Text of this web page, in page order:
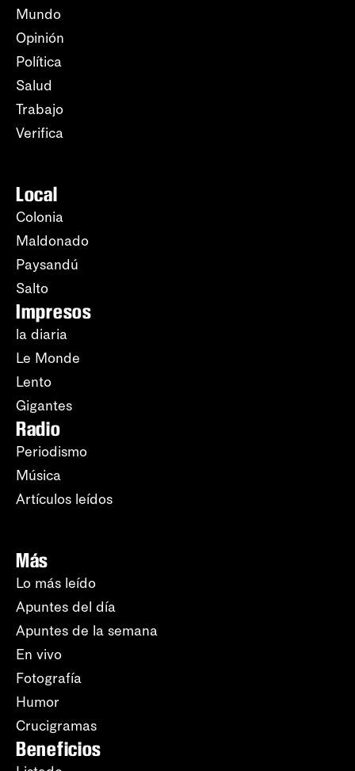
Mundo
Opinión
Política
Salud
Trabajo
Verifica
Local
Colonia
Maldonado
Paysandú
Salto
Impresos
la diaria
Le Monde
Lento
Gigantes
Radio
Periodismo
Música
Artículos leídos
Más
Lo más leído
Apuntes del día
Apuntes de la semana
En vivo
Fotografía
Humor
Crucigramas
Beneficios